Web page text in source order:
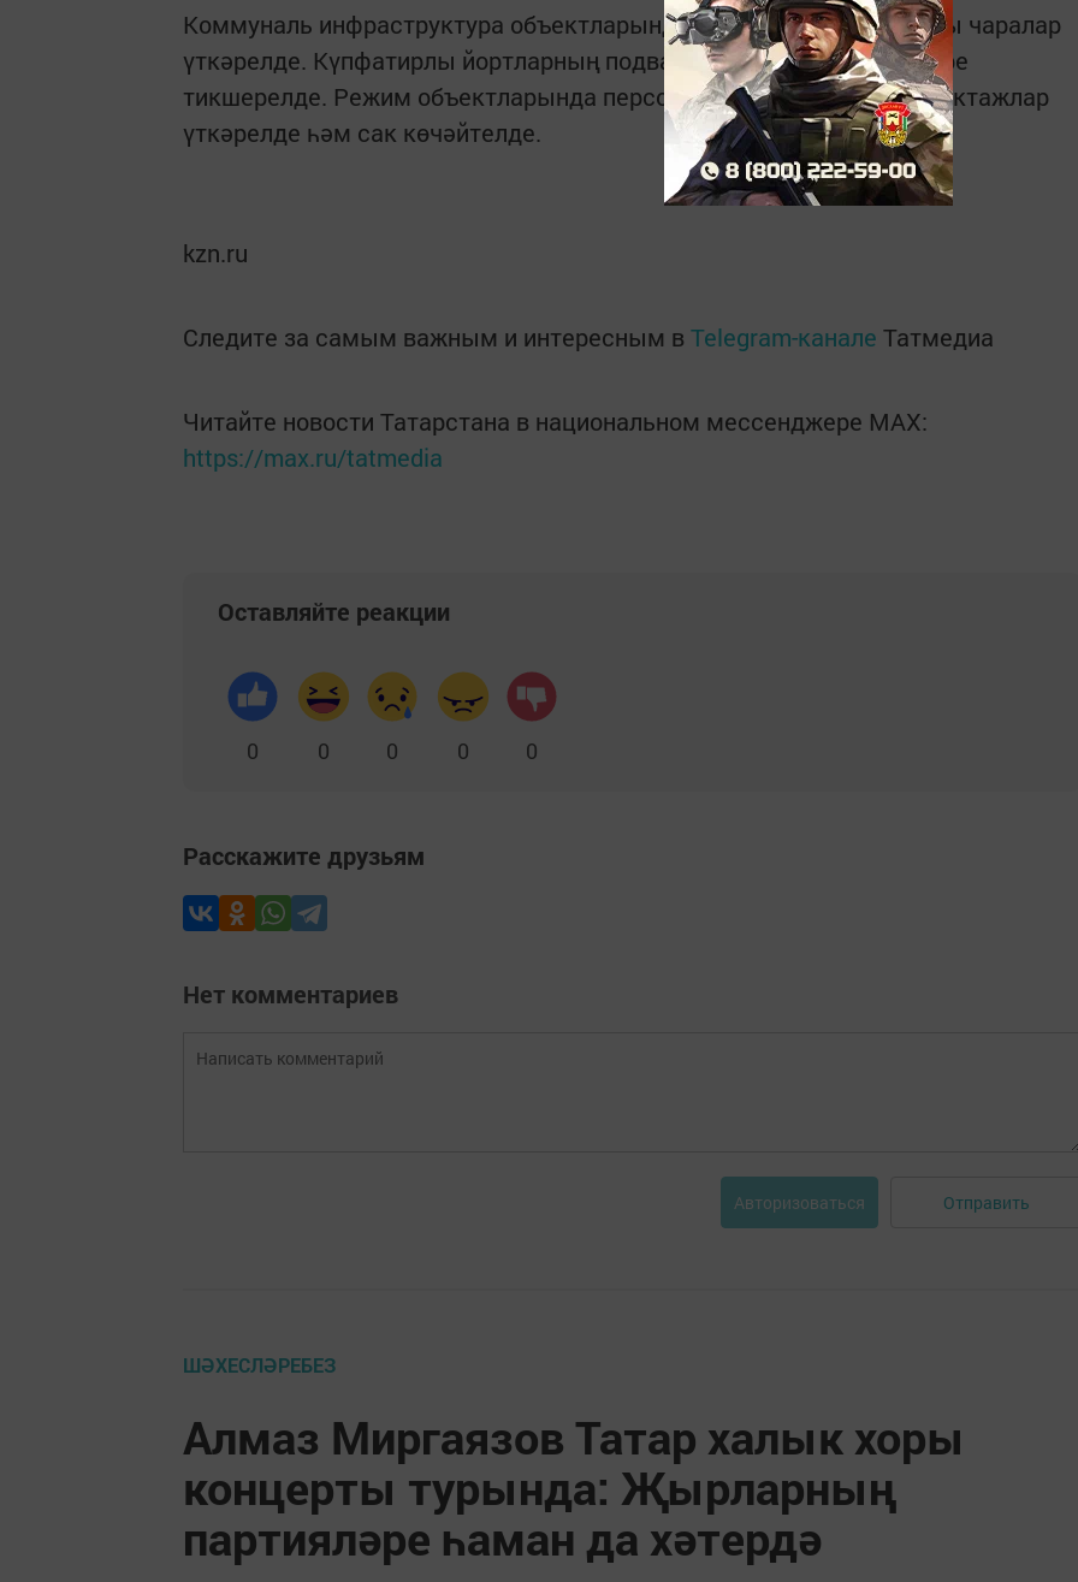
Коммуналь инфраструктура объектларында террорчылыкка каршы чаралар
үткәрелде. Күпфатирлы йортларның подвал һәм каралты бүлмәләре
тикшерелде. Режим объектларында персонал белән өстәмә инструктажлар
үткәрелде һәм сак көчәйтелде.
kzn.ru
Следите за самым важным и интересным в Telegram-канале Татмедиа
Читайте новости Татарстана в национальном мессенджере MАХ:
https://max.ru/tatmedia
Оставляйте реакции
0 0 0 0 0
Расскажите друзьям
Нет комментариев
Авторизоваться Отправить
ШӘХЕСЛӘРЕБЕЗ
Алмаз Миргаязов Татар халык хоры
концерты турында: Җырларның
партияләре һаман да хәтердә